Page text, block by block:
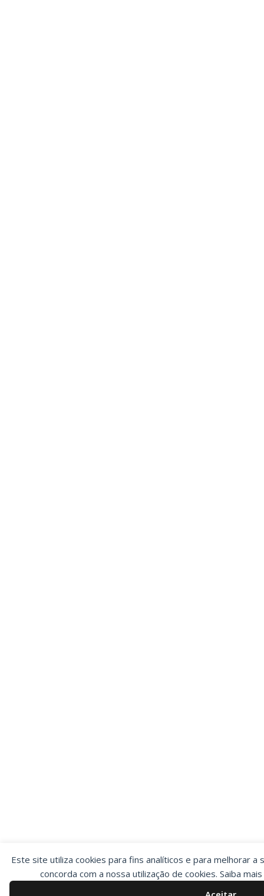
Este site utiliza cookies para fins analíticos e para melhorar a
concorda com a nossa utilização de cookies. Saiba